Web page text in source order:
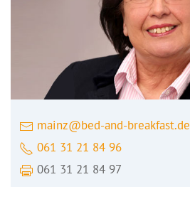
mainz@bed-and-breakfast.de
061 31 21 84 96
061 31 21 84 97